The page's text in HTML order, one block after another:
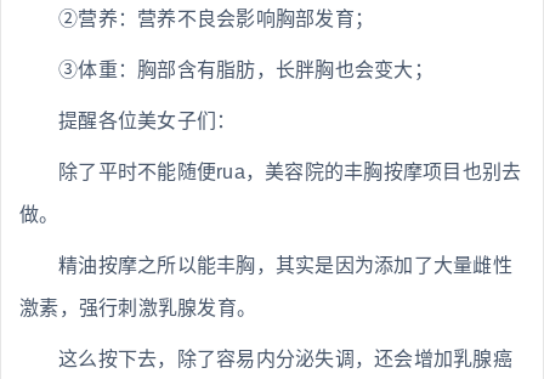
②营养：营养不良会影响胸部发育；
③体重：胸部含有脂肪，长胖胸也会变大；
提醒各位美女子们：
除了平时不能随便rua，美容院的丰胸按摩项目也别去
做。
精油按摩之所以能丰胸，其实是因为添加了大量雌性
激素，强行刺激乳腺发育。
这么按下去，除了容易内分泌失调，还会增加乳腺癌